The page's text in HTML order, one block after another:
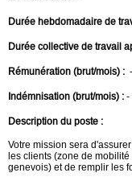
Durée hebdomadaire de
Durée collective de travail
Rémunération (brut/mois) : -
Indémnisation (brut/mois) : -
Description du poste :
Votre mission sera
les clients (zone de
genevois) et de remplir les